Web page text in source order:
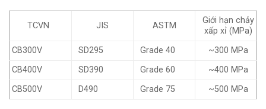
TCVN JIS ASTM
Giới hạn chảy
xấp xỉ (MPa)
CB300V
SD295 Grade 40
~300 MPa
CB400V
SD390 Grade 60
~400 MPa
CB500V
D490 Grade 75 ~500 MPa